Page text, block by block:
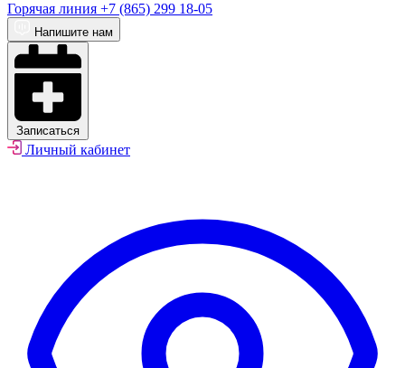
Горячая линия +7 (865) 299 18-05
Напишите нам
Записаться
Личный кабинет